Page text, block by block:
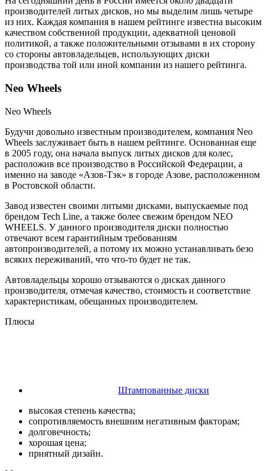
производителей литых дисков, но мы выделим лишь четыре
из них. Каждая компания в нашем рейтинге известна высоким
качеством собственной продукции, адекватной ценовой
политикой, а также положительными отзывами в их сторону
со стороны автовладельцев, использующих диски
производства той или иной компании из нашего рейтинга.
Neo Wheels
Neo Wheels
Будучи довольно известным производителем, компания Neo
Wheels заслуживает быть в нашем рейтинге. Основанная еще
в 2005 году, она начала выпуск литых дисков для колес,
расположив все производство в Российской Федерации, а
именно на заводе «Азов-Тэк» в городе Азове, расположенном
в Ростовской области.
Завод известен своими литыми дисками, выпускаемые под
брендом Tech Line, а также более свежим брендом NEO
WHEELS. У данного производителя диски полностью
отвечают всем гарантийным требованиям
автопроизводителей, а потому их можно устанавливать безо
всяких переживаний, что что-то будет не так.
Автовладельцы хорошо отзываются о дисках данного
производителя, отмечая качество, стоимость и соответствие
характеристикам, обещанных производителем.
Плюсы
Штампованные диски
высокая степень качества;
сопротивляемость внешним негативным факторам;
долговечность;
хорошая цена;
приятный дизайн.